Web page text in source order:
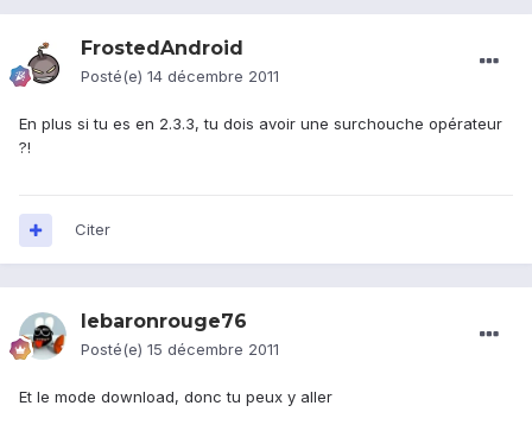
FrostedAndroid
Posté(e) 14 décembre 2011
En plus si tu es en 2.3.3, tu dois avoir une surchouche opérateur
?!
Citer
lebaronrouge76
Posté(e) 15 décembre 2011
Et le mode download, donc tu peux y aller